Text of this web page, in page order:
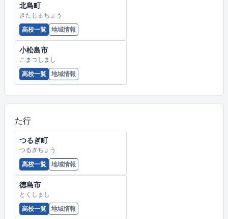
北島町
きたじまちょう
高校一覧
地域情報
小松島市
こまつしまし
高校一覧
地域情報
た行
つるぎ町
つるぎちょう
高校一覧
地域情報
徳島市
とくしまし
高校一覧
地域情報